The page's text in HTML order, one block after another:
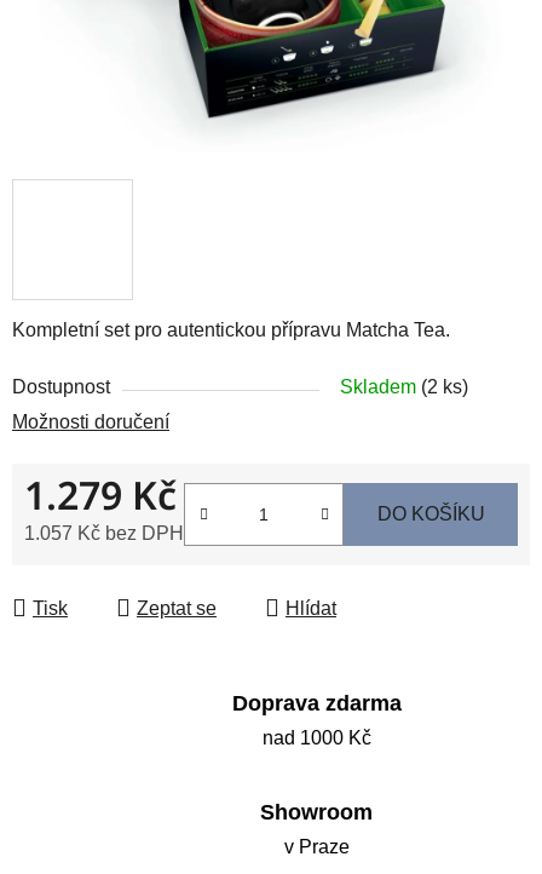
Kompletní set pro autentickou přípravu Matcha Tea.
Dostupnost Skladem (2 ks)
Možnosti doručení
1.279 Kč
1.057 Kč bez DPH
DO KOŠÍKU
Tisk Zeptat se Hlídat
Doprava zdarma
nad 1000 Kč
Showroom
v Praze